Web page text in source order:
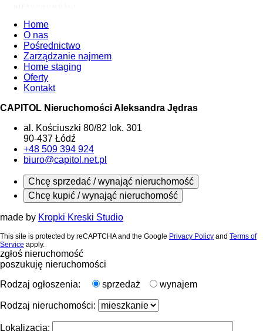
Home
O nas
Pośrednictwo
Zarządzanie najmem
Home staging
Oferty
Kontakt
CAPITOL Nieruchomości Aleksandra Jędras
al. Kościuszki 80/82 lok. 301
90-437 Łódź
+48 509 394 924
biuro@capitol.net.pl
Chcę sprzedać / wynająć nieruchomość
Chcę kupić / wynająć nieruchomość
made by Kropki Kreski Studio
This site is protected by reCAPTCHA and the Google Privacy Policy and Terms of
Service apply.
zgłoś nieruchomość
poszukuję nieruchomości
Rodzaj ogłoszenia:
sprzedaż wynajem
Rodzaj nieruchomości:
Lokalizacja: